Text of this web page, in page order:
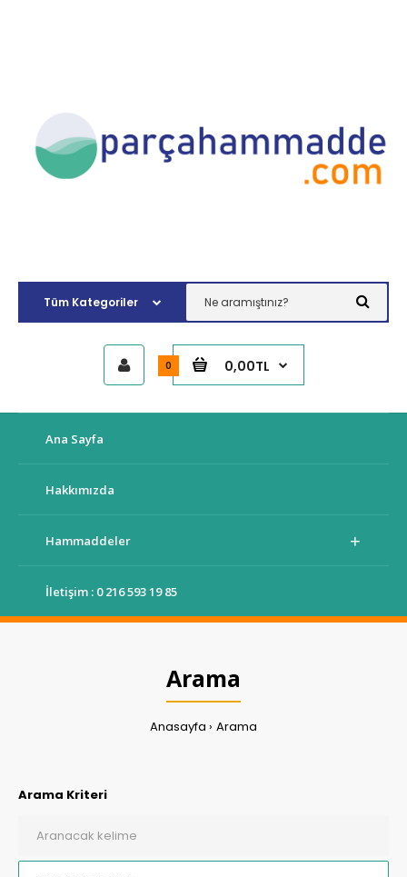
0 0,00TL
Ana Sayfa
Hakkımızda
Hammaddeler
İletişim : 0 216 593 19 85
Arama
Anasayfa Arama
Arama Kriteri